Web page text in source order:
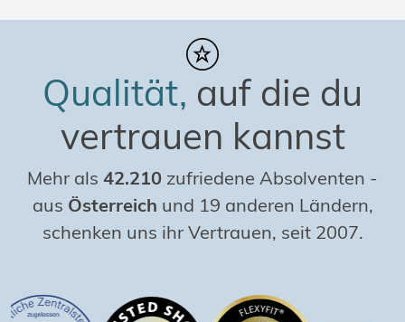
Qualität, auf die du
vertrauen kannst
Mehr als 42.210 zufriedene Absolventen -
aus Österreich und 19 anderen Ländern,
schenken uns ihr Vertrauen, seit 2007.